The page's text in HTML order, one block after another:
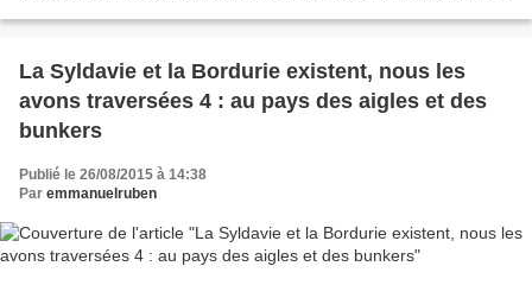
La Syldavie et la Bordurie existent, nous les
avons traversées 4 : au pays des aigles et des
bunkers
Publié le 26/08/2015 à 14:38
Par emmanuelruben